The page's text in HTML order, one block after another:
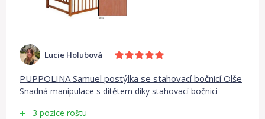
Lucie Holubová
PUPPOLINA Samuel postýlka se stahovací bočnicí Olše
Snadná manipulace s dítětem díky stahovací bočnici
3 pozice roštu